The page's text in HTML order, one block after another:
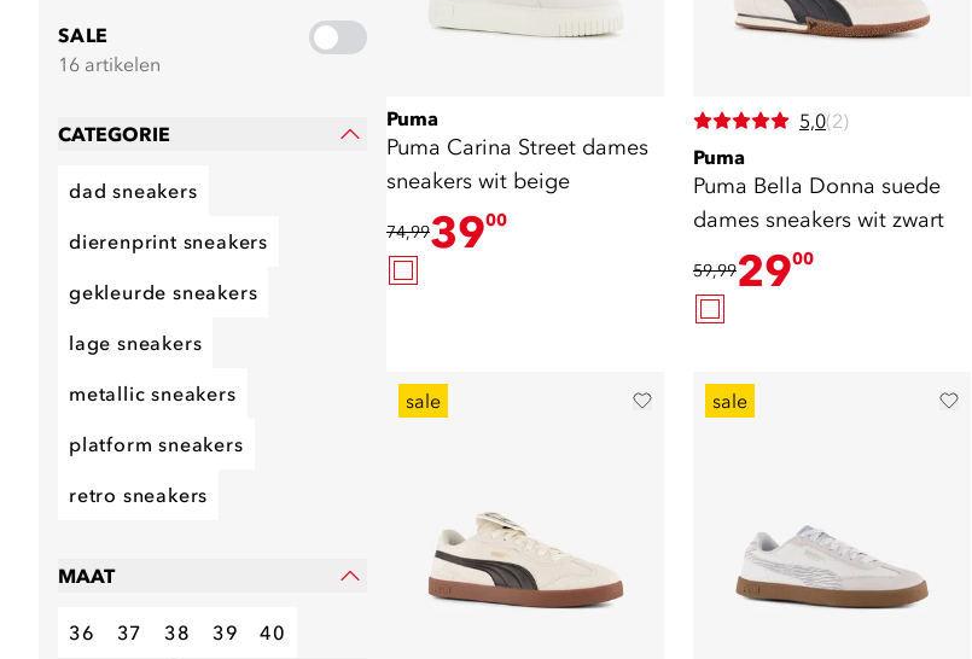
SALE
16 artikelen
CATEGORIE
dad sneakers
dierenprint sneakers
gekleurde sneakers
lage sneakers
metallic sneakers
platform sneakers
retro sneakers
MAAT
36 37 38 39
40
Puma
Puma Carina Street dames
sneakers wit beige
74,993900
5,0(2)
Puma
Puma Bella Donna suede
dames sneakers wit zwart
59,992900
sale sale